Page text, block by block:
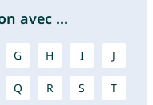
avec ...
G H I J
Q R S T